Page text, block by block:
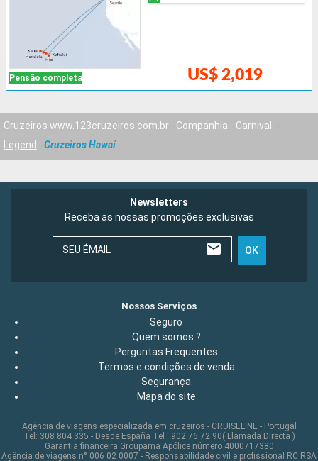
Pensão completa US$ 2,019
Cruzeiros www.123cruzeiros.com.br Companhia
Carnival
Legend
Cruzeiros Hawaí
Newsletters
Receba as nossas promoções exclusivas
SEU ÉMAIL OK
Nossos Serviços
Seguro
Quem somos ?
Perguntas Frequentes
Termos e condições de venda
Segurança
Mapa do site
Agência de viagens especializada em cruzeiros - CRUISELINE - Portugal
Tel: 308 804 335 - Desde España Tel : 902 76 72 90( Llamada Directa )
Garantia financeira Groupama Apólice número 4000717380
Agência de viagens n° 006 02 0007 - Responsabilidade civil e profissional RC RSA